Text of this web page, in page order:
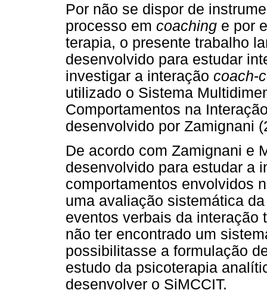
Por não se dispor de
processo em coaching e por
terapia, o presente trabalho
desenvolvido para estudar
investigar a interação coach-
utilizado o Sistema
Comportamentos na
desenvolvido por Zamignani
De acordo com Zamignani e
desenvolvido para estudar a
comportamentos envolvidos
uma avaliação sistemática
eventos verbais da interação
não ter encontrado um
possibilitasse a formulação
estudo da psicoterapia
desenvolver o SiMCCIT.